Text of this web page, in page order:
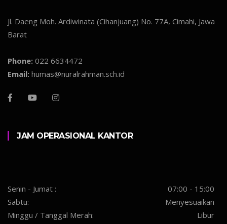
Jl. Daeng Moh. Ardiwinata (Cihanjuang) No. 77A, Cimahi, Jawa
Barat
Phone: 022 6634472
Email: humas@nuralrahman.sch.id
JAM OPERASIONAL KANTOR
Senin - Jumat :
07:00 - 15:00
Sabtu:
Menyesuaikan
Minggu / Tanggal Merah:
Libur